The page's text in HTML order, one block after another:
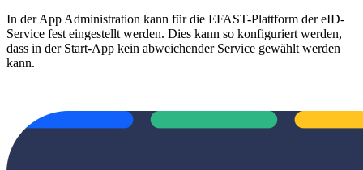
In der App Administration kann für die EFAST-Plattform der eID-
Service fest eingestellt werden. Dies kann so konfiguriert werden,
dass in der Start-App kein abweichender Service gewählt werden
kann.